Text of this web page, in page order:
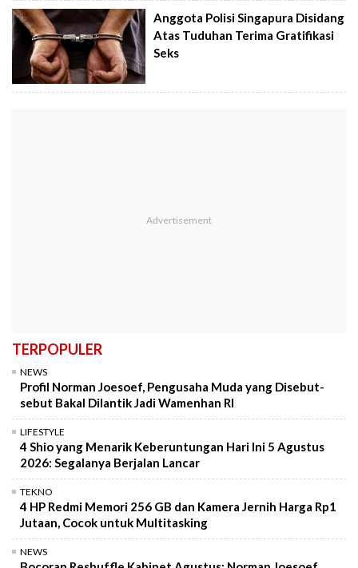
Anggota Polisi Singapura Disidang
Atas Tuduhan Terima Gratifikasi
Seks
TERPOPULER
NEWS
Profil Norman Joesoef, Pengusaha Muda yang Disebut-
sebut Bakal Dilantik Jadi Wamenhan RI
LIFESTYLE
4 Shio yang Menarik Keberuntungan Hari Ini 5 Agustus
2026: Segalanya Berjalan Lancar
TEKNO
4 HP Redmi Memori 256 GB dan Kamera Jernih Harga Rp1
Jutaan, Cocok untuk Multitasking
NEWS